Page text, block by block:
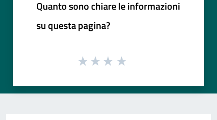
Quanto sono chiare le informazioni
su questa pagina?